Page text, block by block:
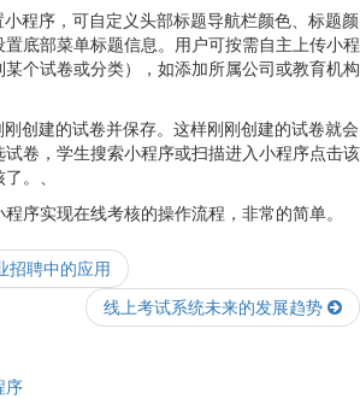
程序，可自定义头部标题导航栏颜色、标题颜
底部菜单标题信息。用户可按需自主上传小程
个试卷或分类），如添加所属公司或教育机构
创建的试卷并保存。这样刚刚创建的试卷就会
试卷，学生搜索小程序或扫描进入小程序点击该
。、
序实现在线考核的操作流程，非常的简单。
招聘中的应用
线上考试系统未来的发展趋势
序